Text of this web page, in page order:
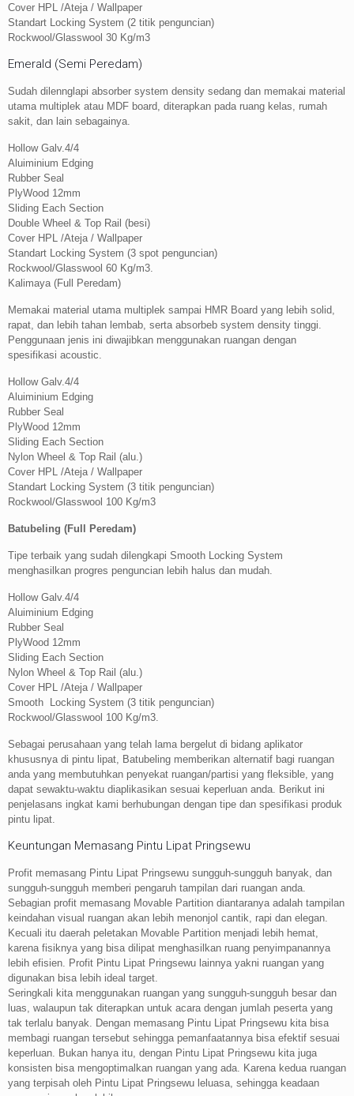
Cover HPL /Ateja / Wallpaper
Standart Locking System (2 titik penguncian)
Rockwool/Glasswool 30 Kg/m3
Emerald (Semi Peredam)
Sudah dilennglapi absorber system density sedang dan memakai material
utama multiplek atau MDF board, diterapkan pada ruang kelas, rumah
sakit, dan lain sebagainya.
Hollow Galv.4/4
Aluiminium Edging
Rubber Seal
PlyWood 12mm
Sliding Each Section
Double Wheel & Top Rail (besi)
Cover HPL /Ateja / Wallpaper
Standart Locking System (3 spot penguncian)
Rockwool/Glasswool 60 Kg/m3.
Kalimaya (Full Peredam)
Memakai material utama multiplek sampai HMR Board yang lebih solid,
rapat, dan lebih tahan lembab, serta absorbeb system density tinggi.
Penggunaan jenis ini diwajibkan menggunakan ruangan dengan
spesifikasi acoustic.
Hollow Galv.4/4
Aluiminium Edging
Rubber Seal
PlyWood 12mm
Sliding Each Section
Nylon Wheel & Top Rail (alu.)
Cover HPL /Ateja / Wallpaper
Standart Locking System (3 titik penguncian)
Rockwool/Glasswool 100 Kg/m3
Batubeling (Full Peredam)
Tipe terbaik yang sudah dilengkapi Smooth Locking System
menghasilkan progres penguncian lebih halus dan mudah.
Hollow Galv.4/4
Aluiminium Edging
Rubber Seal
PlyWood 12mm
Sliding Each Section
Nylon Wheel & Top Rail (alu.)
Cover HPL /Ateja / Wallpaper
Smooth Locking System (3 titik penguncian)
Rockwool/Glasswool 100 Kg/m3.
Sebagai perusahaan yang telah lama bergelut di bidang aplikator
khususnya di pintu lipat, Batubeling memberikan alternatif bagi ruangan
anda yang membutuhkan penyekat ruangan/partisi yang fleksible, yang
dapat sewaktu-waktu diaplikasikan sesuai keperluan anda. Berikut ini
penjelasans ingkat kami berhubungan dengan tipe dan spesifikasi produk
pintu lipat.
Keuntungan Memasang Pintu Lipat Pringsewu
Profit memasang Pintu Lipat Pringsewu sungguh-sungguh banyak, dan
sungguh-sungguh memberi pengaruh tampilan dari ruangan anda.
Sebagian profit memasang Movable Partition diantaranya adalah tampilan
keindahan visual ruangan akan lebih menonjol cantik, rapi dan elegan.
Kecuali itu daerah peletakan Movable Partition menjadi lebih hemat,
karena fisiknya yang bisa dilipat menghasilkan ruang penyimpanannya
lebih efisien. Profit Pintu Lipat Pringsewu lainnya yakni ruangan yang
digunakan bisa lebih ideal target.
Seringkali kita menggunakan ruangan yang sungguh-sungguh besar dan
luas, walaupun tak diterapkan untuk acara dengan jumlah peserta yang
tak terlalu banyak. Dengan memasang Pintu Lipat Pringsewu kita bisa
membagi ruangan tersebut sehingga pemanfaatannya bisa efektif sesuai
keperluan. Bukan hanya itu, dengan Pintu Lipat Pringsewu kita juga
konsisten bisa mengoptimalkan ruangan yang ada. Karena kedua ruangan
yang terpisah oleh Pintu Lipat Pringsewu leluasa, sehingga keadaan